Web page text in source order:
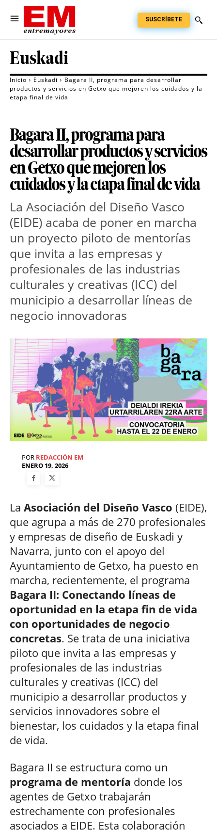
SUSCRÍBETE
Euskadi
Inicio Euskadi
Bagara II, programa para desarrollar
productos y servicios en Getxo que mejoren los cuidados y la
etapa final de vida
Bagara II, programa para
desarrollar productos y servicios
en Getxo que mejoren los
cuidados y la etapa final de vida
La Asociación del Diseño Vasco
(EIDE) acaba de poner en marcha
un proyecto piloto de mentorías
que invita a las empresas y
profesionales de las industrias
culturales y creativas (ICC) del
municipio a desarrollar líneas de
negocio innovadoras
POR REDACCIÓN EM
ENERO 19, 2026
La Asociación del Diseño Vasco (EIDE),
que agrupa a más de 270 profesionales
y empresas de diseño de Euskadi y
Navarra, junto con el apoyo del
Ayuntamiento de Getxo, ha puesto en
marcha, recientemente, el programa
Bagara II: Conectando líneas de
oportunidad en la etapa fin de vida
con oportunidades de negocio
concretas. Se trata de una iniciativa
piloto que invita a las empresas y
profesionales de las industrias
culturales y creativas (ICC) del
municipio a desarrollar productos y
servicios innovadores sobre el
bienestar, los cuidados y la etapa final
de vida.
Bagara II se estructura como un
programa de mentoría donde los
agentes de Getxo trabajarán
estrechamente con profesionales
asociados a EIDE. Esta colaboración